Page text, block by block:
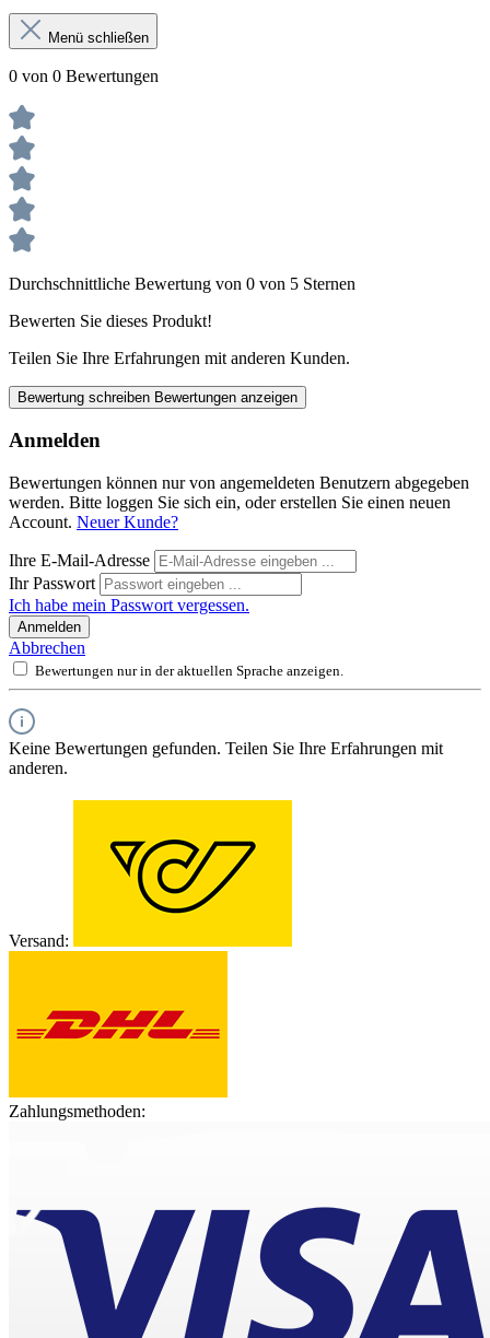
Menü schließen
0 von 0 Bewertungen
Durchschnittliche Bewertung von 0 von 5 Sternen
Bewerten Sie dieses Produkt!
Teilen Sie Ihre Erfahrungen mit anderen Kunden.
Bewertung schreiben Bewertungen anzeigen
Anmelden
Bewertungen können nur von angemeldeten Benutzern abgegeben
werden. Bitte loggen Sie sich ein, oder erstellen Sie einen neuen
Account. Neuer Kunde?
Ihre E-Mail-Adresse
Ihr Passwort
Ich habe mein Passwort vergessen.
Anmelden
Abbrechen
Bewertungen nur in der aktuellen Sprache anzeigen.
Keine Bewertungen gefunden. Teilen Sie Ihre Erfahrungen mit
anderen.
Versand:
Zahlungsmethoden: